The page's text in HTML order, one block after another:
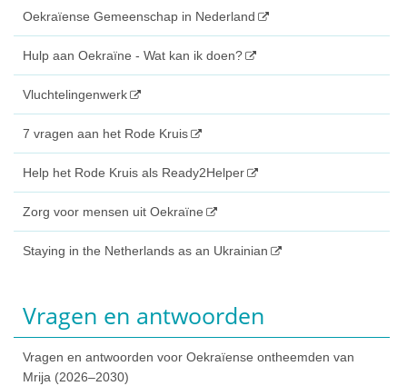
Oekraïense Gemeenschap in Nederland
Hulp aan Oekraïne - Wat kan ik doen?
Vluchtelingenwerk
7 vragen aan het Rode Kruis
Help het Rode Kruis als Ready2Helper
Zorg voor mensen uit Oekraïne
Staying in the Netherlands as an Ukrainian
Vragen en antwoorden
Vragen en antwoorden voor Oekraïense ontheemden van
Mrija (2026–2030)